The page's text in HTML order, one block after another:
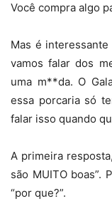
Você compra algo
Mas é
vamos falar dos
uma m**da. O
essa porcaria só
falar isso quando
A primeira
são MUITO boas”.
“por que?”.